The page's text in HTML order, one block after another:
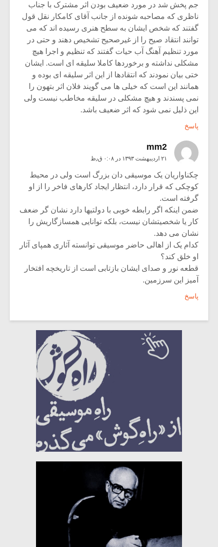
جم پخش شد در مورد ضعیف بودن اثر مشترک با جناب
ناظری که مصاحبه شونده از جانب آقای کامکار نقل قول
گفتند که شخص ایشان به سطح هنری رسیده اند که می
توانند انتقاد صیح را از غیرصحیح تشخیص دهند و حتی در
مورد تنظیم آهنگ آب حیات گفتند که تنظیم و اجرا هیچ
مشکلی نداشته و برخوردها کاملا سلیقه ای است. ایشان
ختی بیان نمودند که انتقادها از این اثر سلیقه ای بوده و
همانند این است که خیلی ها می گویند فلان اثر بتهون را
نمی پسندند و هیچ مشکلی در سلیقه مخاطب نیست ولی
این ذلیل نمی شود که اثر ضعیف باشد.
پاسخ
mm2
۲۱ اردیبهشت ۱۳۹۳ در ۰:۰۸ ق٫ظ
چکناواریان یک موسیقی دان بزرگ است ولی در محیط
کوچکی که قرار دارد، انتظار ایجاد کارهای فاخر را از او
گرفته است.
ضمن اینکه اگر رابطه خوبی با دولتیها دارد نشان گر ضعف
کار یا شخصیتشان نیست، بلکه توانایی همسازگاریش را
نشان می دهد.
کدام یک از اهالی حاضر موسیقی توانسته آثاری همپای آثار
او خلق کند؟
قطعه نور و صدای ایشان بازتابی است از تاریخچه افتخار
آمیز این سرزمین.
پاسخ